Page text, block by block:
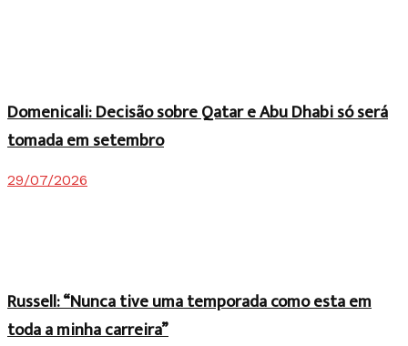
Domenicali: Decisão sobre Qatar e Abu Dhabi só será
tomada em setembro
29/07/2026
Russell: “Nunca tive uma temporada como esta em
toda a minha carreira”